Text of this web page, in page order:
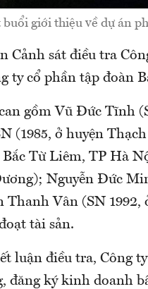
giới thiệu về dự án
Cảnh sát điều tra
ty cổ phần tập đoàn
gồm Vũ Đức Tĩnh
(1985, ở huyện
Bắc Từ Liêm, TP Hà
Nguyễn Đức
Thanh Vân (SN
tài sản.
luận điều tra, Công
đăng ký kinh doanh